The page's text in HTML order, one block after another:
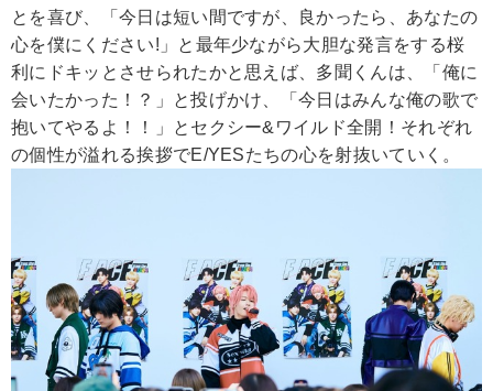
とを喜び、「今日は短い間ですが、良かったら、あなたの
心を僕にください!」と最年少ながら大胆な発言をする桜
利にドキッとさせられたかと思えば、多聞くんは、「俺に
会いたかった！？」と投げかけ、「今日はみんな俺の歌で
抱いてやるよ！！」とセクシー&ワイルド全開！それぞれ
の個性が溢れる挨拶でE/YESたちの心を射抜いていく。